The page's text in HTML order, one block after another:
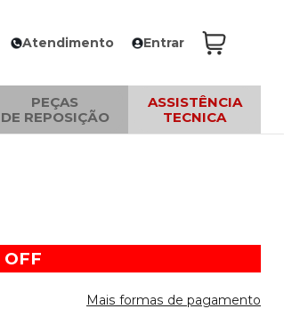
Atendimento Entrar
PEÇAS
DE REPOSIÇÃO
ASSISTÊNCIA
TECNICA
OFF
Mais formas de pagamento